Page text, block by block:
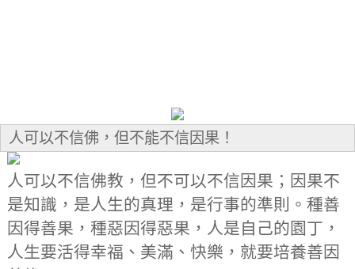
人可以不信佛，但不能不信因果！
人可以不信佛教，但不可以不信因果；因果不
是知識，是人生的真理，是行事的準則。種善
因得善果，種惡因得惡果，人是自己的園丁，
人生要活得幸福、美滿、快樂，就要培養善因